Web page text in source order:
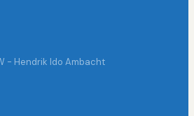
- Hendrik Ido Ambacht